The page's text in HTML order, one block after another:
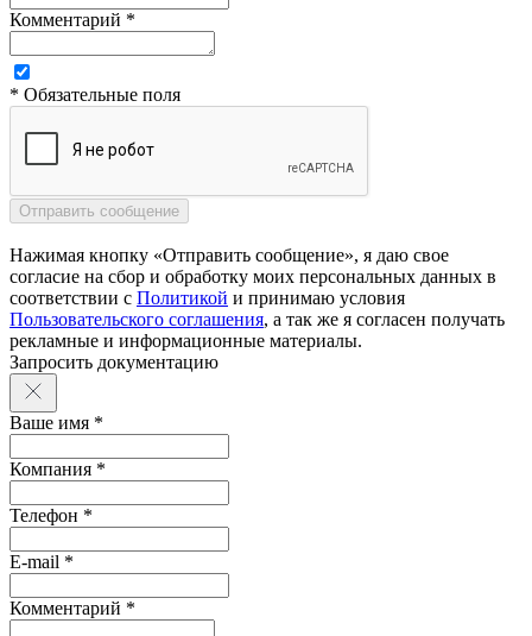
Комментарий *
* Обязательные поля
Нажимая кнопку «Отправить сообщение», я даю свое
согласие на сбор и обработку моих персональных данных в
соответствии с Политикой и принимаю условия
Пользовательского соглашения, а так же я согласен получать
рекламные и информационные материалы.
Запросить документацию
Ваше имя *
Компания *
Телефон *
E-mail *
Комментарий *